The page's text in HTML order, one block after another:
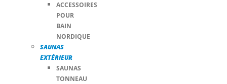
ACCESSOIRES
POUR
BAIN
NORDIQUE
SAUNAS
EXTÉRIEUR
SAUNAS
TONNEAU